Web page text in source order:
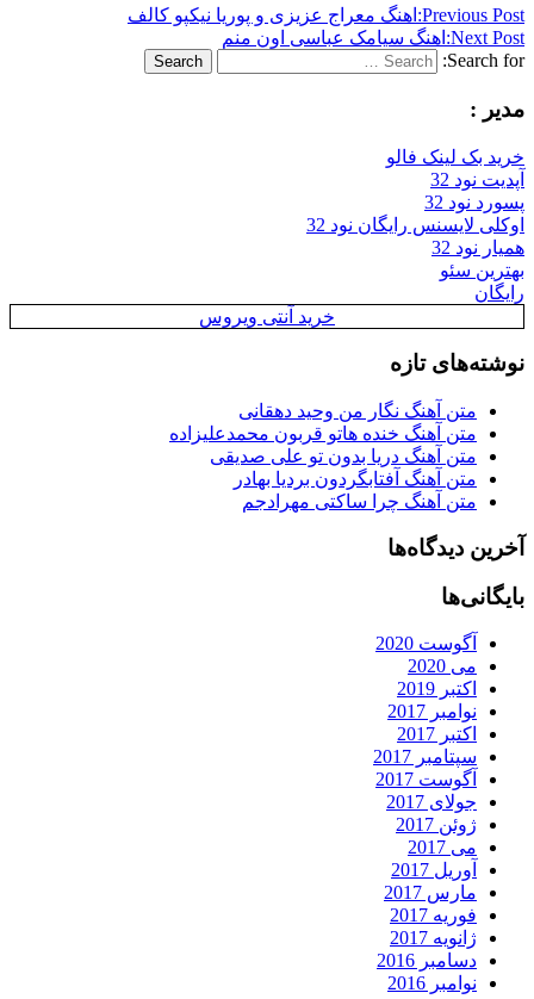
Previous Post: اهنگ معراج عزیزی و پوریا نیکپو کالف
Next Post: اهنگ سیامک عباسی اون منم
Search for:
Search
مدیر :
خرید بک لینک فالو
آپدیت نود 32
پسورد نود 32
اوکلی لایسنس رایگان نود 32
همیار نود 32
بهترین سئو
رایگان
خرید آنتی ویروس
نوشته‌های تازه
متن آهنگ نگار من وحید دهقانی
متن آهنگ خنده هاتو قربون محمدعلیزاده
متن آهنگ دریا بدون تو علی صدیقی
متن آهنگ آفتابگردون بردیا بهادر
متن آهنگ چرا ساکتی مهرادجم
آخرین دیدگاه‌ها
بایگانی‌ها
آگوست 2020
می 2020
اکتبر 2019
نوامبر 2017
اکتبر 2017
سپتامبر 2017
آگوست 2017
جولای 2017
ژوئن 2017
می 2017
آوریل 2017
مارس 2017
فوریه 2017
ژانویه 2017
دسامبر 2016
نوامبر 2016